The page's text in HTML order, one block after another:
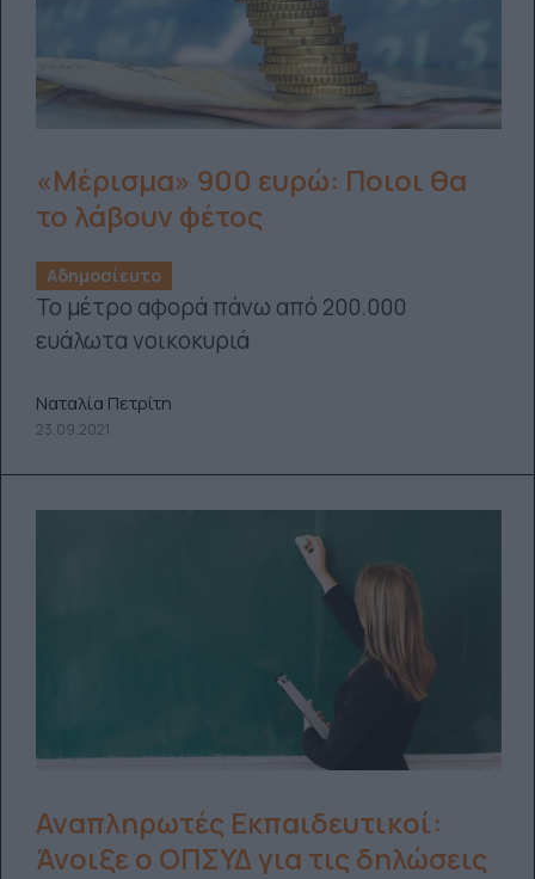
«Μέρισμα» 900 ευρώ: Ποιοι θα
το λάβουν φέτος
Αδημοσίευτο
Το μέτρο αφορά πάνω από 200.000
ευάλωτα νοικοκυριά
Ναταλία Πετρίτη
23.09.2021
Αναπληρωτές Εκπαιδευτικοί:
Άνοιξε ο ΟΠΣΥΔ για τις δηλώσεις